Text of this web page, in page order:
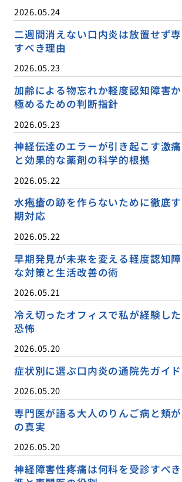
2026.05.24
二週間消えない口内炎は放置せず
すべき理由
2026.05.23
加齢による物忘れか軽度認知障害
極めるための判断指針
2026.05.23
神経伝達のエラーが引き起こす激
と効果的な薬剤の科学的根拠
2026.05.22
水疱瘡の跡を作らないために徹底
期対応
2026.05.22
早期発見が未来を変える軽度認知
な対策と生活改善の術
2026.05.21
冷え切ったオフィスで私が経験し
恐怖
2026.05.20
症状別に選ぶ口内炎の通院先ガイ
2026.05.20
専門医が語る大人のりんご病と頬
の真実
2026.05.20
神経障害性疼痛は何科を受診すべ